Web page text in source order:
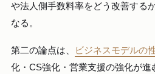
や法人側手数料率をどう改善する
なる。
第二の論点は、 ビジネスモデルの
化・CS強化・営業支援の強化が